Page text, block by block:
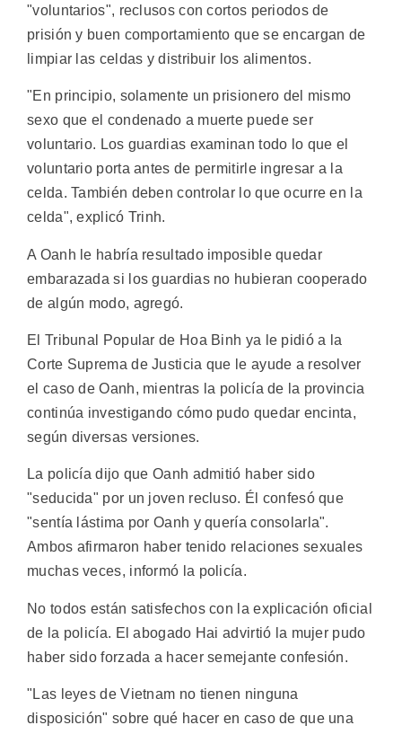
"voluntarios", reclusos con cortos periodos de
prisión y buen comportamiento que se encargan de
limpiar las celdas y distribuir los alimentos.
"En principio, solamente un prisionero del mismo
sexo que el condenado a muerte puede ser
voluntario. Los guardias examinan todo lo que el
voluntario porta antes de permitirle ingresar a la
celda. También deben controlar lo que ocurre en la
celda", explicó Trinh.
A Oanh le habría resultado imposible quedar
embarazada si los guardias no hubieran cooperado
de algún modo, agregó.
El Tribunal Popular de Hoa Binh ya le pidió a la
Corte Suprema de Justicia que le ayude a resolver
el caso de Oanh, mientras la policía de la provincia
continúa investigando cómo pudo quedar encinta,
según diversas versiones.
La policía dijo que Oanh admitió haber sido
"seducida" por un joven recluso. Él confesó que
"sentía lástima por Oanh y quería consolarla".
Ambos afirmaron haber tenido relaciones sexuales
muchas veces, informó la policía.
No todos están satisfechos con la explicación oficial
de la policía. El abogado Hai advirtió la mujer pudo
haber sido forzada a hacer semejante confesión.
"Las leyes de Vietnam no tienen ninguna
disposición" sobre qué hacer en caso de que una